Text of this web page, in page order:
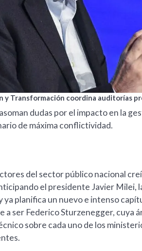
y Transformación coordina auditorías
dudas por el impacto en la
de máxima conflictividad.
del sector público nacional
el presidente Javier
ya planifica un nuevo e intenso
a ser Federico Sturzenegger, cuya
sobre cada uno de los